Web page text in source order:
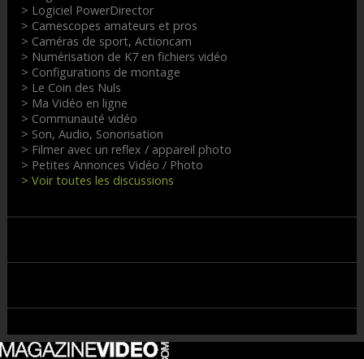
> Logiciel PowerDirector
> Camescopes amateurs et pros
> Caméras de sport, Actioncam
> Numérisation de K7 en fichiers vidéo
> Configurations de montage
> Le Coin des Nuls
> Ma Vidéo en ligne
> Communauté vidéo
> Son, Audio, Sonorisation
> Filmer avec un reflex / appareil photo
> Petites Annonces Vidéo / Photo
> Voir toutes les discussions